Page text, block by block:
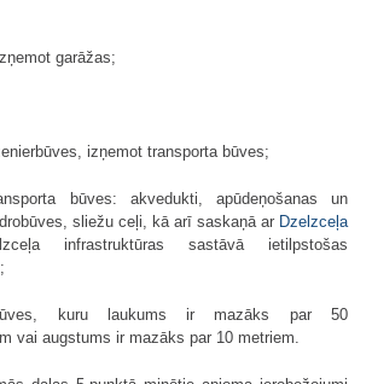
garāžas;
izņemot transporta būves;
būves: akvedukti, apūdeņošanas un
sliežu ceļi, kā arī saskaņā ar Dzelzceļa
infrastruktūras sastāvā ietilpstošas
kuru laukums ir mazāks par 50
vai augstums ir mazāks par 10 metriem.